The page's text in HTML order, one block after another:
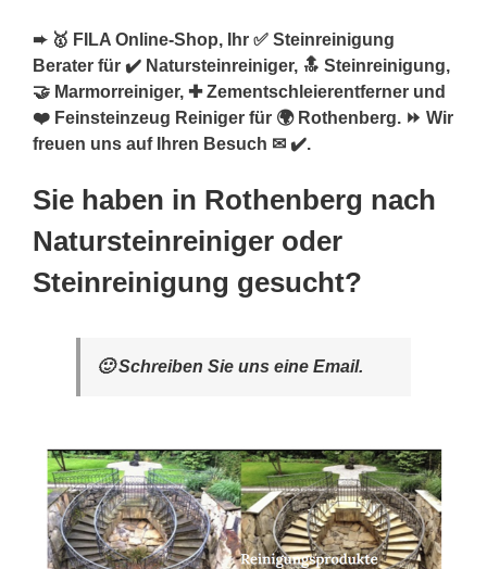
➨ 🥇 FILA Online-Shop, Ihr ✅ Steinreinigung
Berater für ✔️ Natursteinreiniger, 🔝 Steinreinigung,
🤝 Marmorreiniger, ✚ Zementschleierentferner und
❤️ Feinsteinzeug Reiniger für 🌍 Rothenberg. ⏩ Wir
freuen uns auf Ihren Besuch ✉ ✔️.
Sie haben in Rothenberg nach
Natursteinreiniger oder
Steinreinigung gesucht?
🙂 Schreiben Sie uns eine Email.